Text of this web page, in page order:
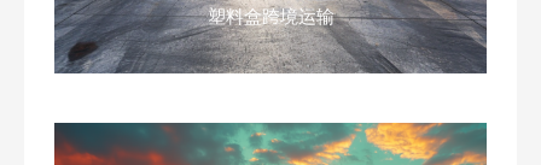
塑料盒跨境运输